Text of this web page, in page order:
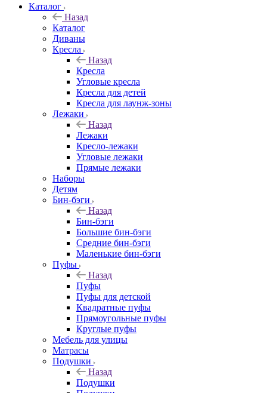
Каталог
Назад
Каталог
Диваны
Кресла
Назад
Кресла
Угловые кресла
Кресла для детей
Кресла для лаунж-зоны
Лежаки
Назад
Лежаки
Кресло-лежаки
Угловые лежаки
Прямые лежаки
Наборы
Детям
Бин-бэги
Назад
Бин-бэги
Большие бин-бэги
Средние бин-бэги
Маленькие бин-бэги
Пуфы
Назад
Пуфы
Пуфы для детской
Квадратные пуфы
Прямоугольные пуфы
Круглые пуфы
Мебель для улицы
Матрасы
Подушки
Назад
Подушки